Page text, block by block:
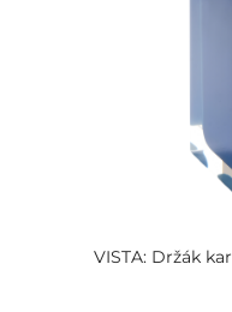
VISTA: Držák